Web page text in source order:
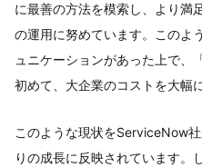
に最善の方法を模索し、より満
の運用に努めています。このよ
ュニケーションがあった上で
初めて、大企業のコストを大幅
このような現状をServiceNow
りの成長に反映されています。